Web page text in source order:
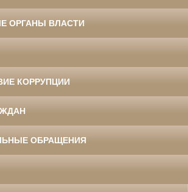
ОРГАНЫ ВЛАСТИ
КОРРУПЦИИ
ОБРАЩЕНИЯ